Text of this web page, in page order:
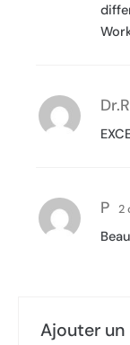
P 2
Ajouter un